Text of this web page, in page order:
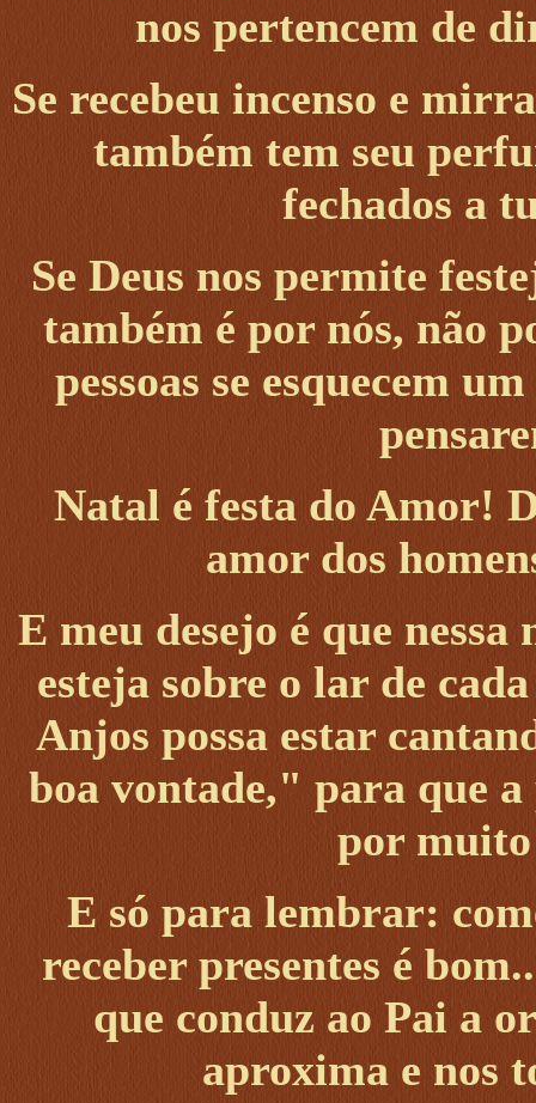
nos pertencem de
Se recebeu incenso e
também tem seu
fechados a
Se Deus nos permite
também é por nós, não
pessoas se esquecem
Natal é festa do Amor!
amor dos
E meu desejo é que
esteja sobre o lar de
Anjos possa estar
boa vontade," para que a
por
E só para lembrar:
receber presentes é
que conduz ao Pai a
aproxima e nos